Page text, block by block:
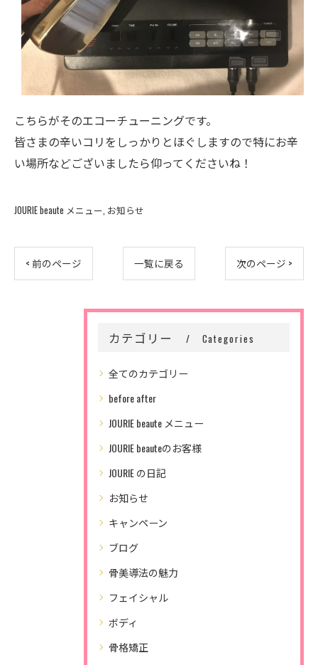
こちらがそのエコーチューニングです。
皆さまの辛いコリをしっかりとほぐしますので特にお辛
い場所などございましたら仰ってくださいね！
JOURIE beaute メニュー お知らせ
< 前のページ 一覧に戻る 次のページ >
カテゴリー Categories
全てのカテゴリー
before after
JOURIE beaute メニュー
JOURIE beauteのお客様
JOURIE の日記
お知らせ
キャンペーン
ブログ
骨美導法の魅力
フェイシャル
ボディ
骨格矯正